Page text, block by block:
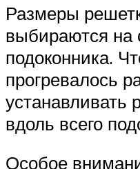
Размеры
выбираются
подоконника.
прогревалось
устанавливать
вдоль всего
Особое